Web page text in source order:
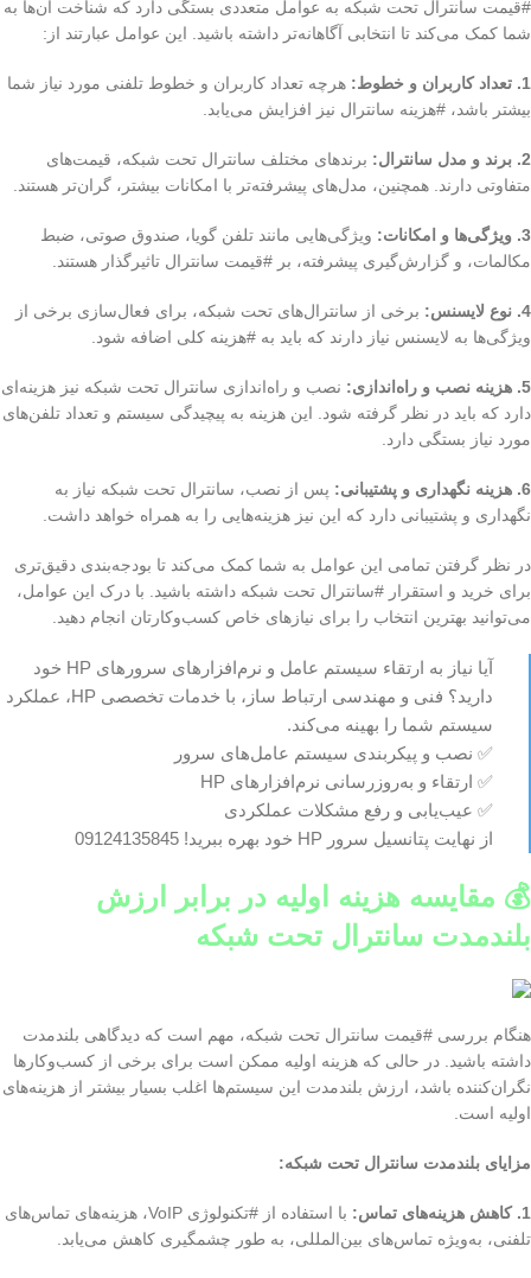
#قیمت سانترال تحت شبکه به عوامل متعددی بستگی دارد که شناخت آن‌ها به
شما کمک می‌کند تا انتخابی آگاهانه‌تر داشته باشید. این عوامل عبارتند از:
1. تعداد کاربران و خطوط:
هرچه تعداد کاربران و خطوط تلفنی مورد نیاز شما
بیشتر باشد، #هزینه سانترال نیز افزایش می‌یابد.
2. برند و مدل سانترال:
برندهای مختلف سانترال تحت شبکه، قیمت‌های
متفاوتی دارند. همچنین، مدل‌های پیشرفته‌تر با امکانات بیشتر، گران‌تر هستند.
3. ویژگی‌ها و امکانات:
ویژگی‌هایی مانند تلفن گویا، صندوق صوتی، ضبط
مکالمات، و گزارش‌گیری پیشرفته، بر #قیمت سانترال تاثیرگذار هستند.
4. نوع لایسنس:
برخی از سانترال‌های تحت شبکه، برای فعال‌سازی برخی از
ویژگی‌ها به لایسنس نیاز دارند که باید به #هزینه کلی اضافه شود.
5. هزینه نصب و راه‌اندازی:
نصب و راه‌اندازی سانترال تحت شبکه نیز هزینه‌ای
دارد که باید در نظر گرفته شود. این هزینه به پیچیدگی سیستم و تعداد تلفن‌های
مورد نیاز بستگی دارد.
6. هزینه نگهداری و پشتیبانی:
پس از نصب، سانترال تحت شبکه نیاز به
نگهداری و پشتیبانی دارد که این نیز هزینه‌هایی را به همراه خواهد داشت.
در نظر گرفتن تمامی این عوامل به شما کمک می‌کند تا بودجه‌بندی دقیق‌تری
برای خرید و استقرار #سانترال تحت شبکه داشته باشید. با درک این عوامل،
می‌توانید بهترین انتخاب را برای نیازهای خاص کسب‌وکارتان انجام دهید.
آیا نیاز به ارتقاء سیستم عامل و نرم‌افزارهای سرورهای HP خود
دارید؟ فنی و مهندسی ارتباط ساز، با خدمات تخصصی HP، عملکرد
سیستم شما را بهینه می‌کند.
✅ نصب و پیکربندی سیستم عامل‌های سرور
✅ ارتقاء و به‌روزرسانی نرم‌افزارهای HP
✅ عیب‌یابی و رفع مشکلات عملکردی
از نهایت پتانسیل سرور HP خود بهره ببرید! 09124135845
💰 مقایسه هزینه اولیه در برابر ارزش
بلندمدت سانترال تحت شبکه
هنگام بررسی #قیمت سانترال تحت شبکه، مهم است که دیدگاهی بلندمدت
داشته باشید. در حالی که هزینه اولیه ممکن است برای برخی از کسب‌وکارها
نگران‌کننده باشد، ارزش بلندمدت این سیستم‌ها اغلب بسیار بیشتر از هزینه‌های
اولیه است.
مزایای بلندمدت سانترال تحت شبکه:
1. کاهش هزینه‌های تماس:
با استفاده از #تکنولوژی VoIP، هزینه‌های تماس‌های
تلفنی، به‌ویژه تماس‌های بین‌المللی، به طور چشمگیری کاهش می‌یابد.